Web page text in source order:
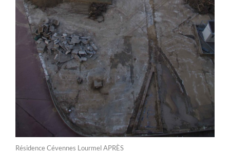
Résidence Cévennes Lourmel APRÈS